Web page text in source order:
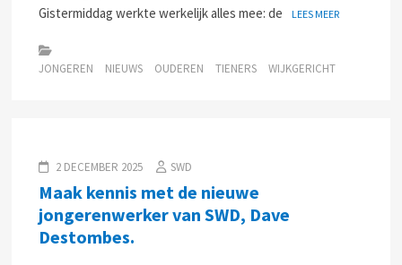
Gistermiddag werkte werkelijk alles mee: de
LEES MEER
JONGEREN NIEUWS OUDEREN TIENERS WIJKGERICHT
2 DECEMBER 2025 SWD
Maak kennis met de nieuwe
jongerenwerker van SWD, Dave
Destombes.